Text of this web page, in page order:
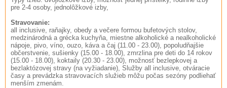
pre 2-4 osoby, jednolôžkové izby,
Stravovanie:
all inclusive, raňajky, obedy a večere formou bufetových stolov,
medzinárodná a grécka kuchyňa, miestne alkoholické a nealkoholické
nápoje, pivo, víno, ouzo, káva a čaj (11.00 - 23.00), popoludňajšie
občerstvenie, sušienky (15.00 - 18.00), zmrzlina pre deti do 14 rokov
(15.00 - 18.00), koktaily (20.30 - 23.00), možnosť bezlepkovej a
bezlaktózovej stravy (na vyžiadanie), Služby all inclusive, otváracie
časy a prevádzka stravovacích služieb môžu počas sezóny podliehať
menším zmenám.